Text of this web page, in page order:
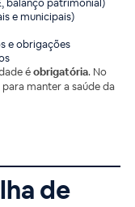
balanço patrimonial)
e municipais)
e obrigações
éobrigatória. No
manter a saúde da
de